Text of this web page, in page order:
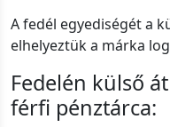
A fedél egyediségét a
elhelyeztük a márka
Fedelén külső
férfi pénztárca: